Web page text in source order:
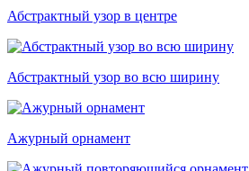
Абстрактный узор в центре
Абстрактный узор во всю ширину
Ажурный орнамент